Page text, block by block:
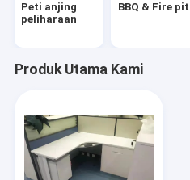
Peti anjing
peliharaan
BBQ & Fire pit
Produk Utama Kami